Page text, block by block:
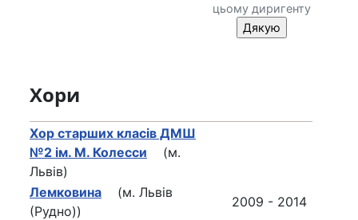
цьому диригенту
Хори
Хор старших класів ДМШ
№2 ім. М. Колесси (м.
Львів)
Лемковина (м. Львів
(Рудно))
2009 - 2014